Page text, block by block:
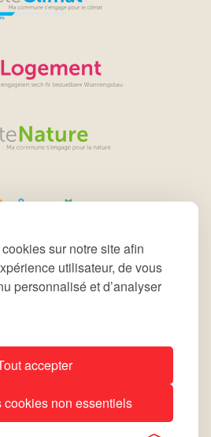
sur notre site afin
utilisateur, de vous
personnalisé et d’analyser
accepter
cookies non essentiels
de Leudelange